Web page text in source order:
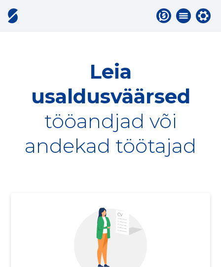
Leia
usaldusväärsed
tööandjad või
andekad töötajad